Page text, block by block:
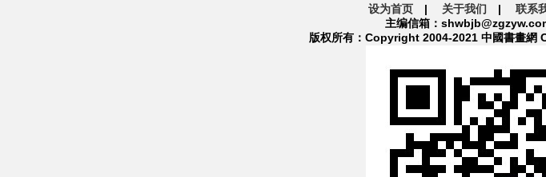
设为首页 | 关于我们 | 联系
主编信箱：
版权所有：Copyright 2004-2021 中國書畫網